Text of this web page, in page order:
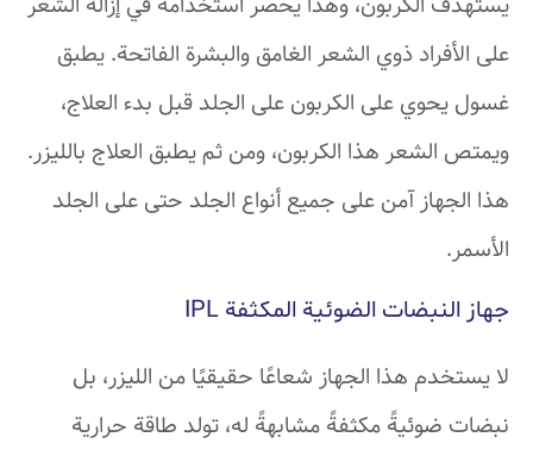
على الأفراد ذوي الشعر الغامق والبشرة الفاتحة. يطبق
غسول يحوي على الكربون على الجلد قبل بدء العلاج،
ويمتص الشعر هذا الكربون، ومن ثم يطبق العلاج بالليزر.
هذا الجهاز آمن على جميع أنواع الجلد حتى على الجلد
الأسمر.
جهاز النبضات الضوئية المكثفة IPL
لا يستخدم هذا الجهاز شعاعًا حقيقيًا من الليزر، بل
نبضات ضوئيةً مكثفةً مشابهةً له، تولد طاقة حرارية